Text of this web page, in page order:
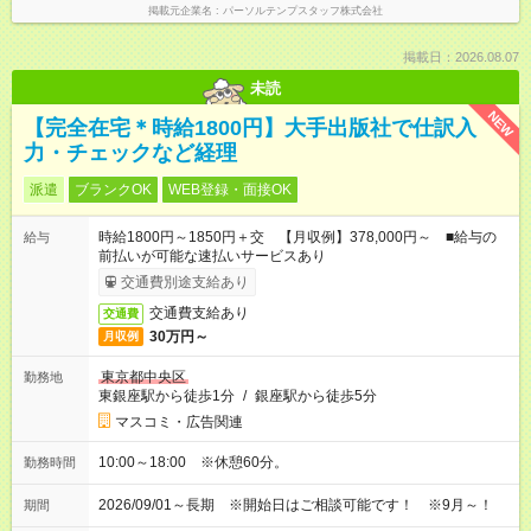
掲載元企業名 パーソルテンプスタッフ株式会社
掲載日：2026.08.07
未読
NEW
【完全在宅＊時給1800円】大手出版社で仕訳入
力・チェックなど経理
派遣 ブランクOK WEB登録・面接OK
給与
時給1800円～1850円＋交 【月収例】378,000円～ ■給与の
前払いが可能な速払いサービスあり
交通費別途支給あり
交通費 交通費支給あり
月収例 30万円～
勤務地
東京都中央区
東銀座駅から徒歩1分 / 銀座駅から徒歩5分
マスコミ・広告関連
勤務時間 10:00～18:00 ※休憩60分。
期間 2026/09/01～長期 ※開始日はご相談可能です！ ※9月～！